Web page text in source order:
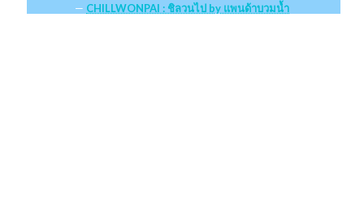
CHILLWONPAI : ชิลวนไป by แพนด้าบวมน้ำ